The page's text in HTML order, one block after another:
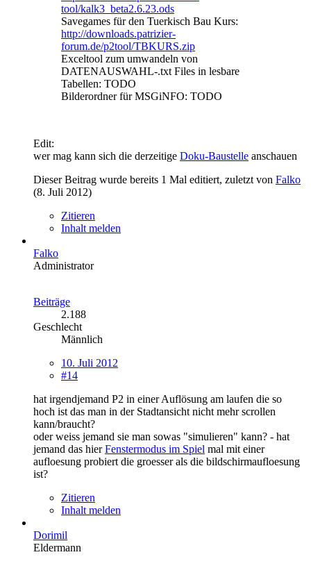
tool/kalk3_beta2.6.23.ods
Savegames für den Tuerkisch Bau Kurs:
http://downloads.patrizier-
forum.de/p2tool/TBKURS.zip
Exceltool zum umwandeln von
DATENAUSWAHL-.txt Files in lesbare
Tabellen: TODO
Bilderordner für MSGiNFO: TODO
Edit:
wer mag kann sich die derzeitige Doku-Baustelle anschauen
Dieser Beitrag wurde bereits 1 Mal editiert, zuletzt von Falko
(8. Juli 2012)
Zitieren
Inhalt melden
Falko
Administrator
Beiträge
2.188
Geschlecht
Männlich
10. Juli 2012
#14
hat irgendjemand P2 in einer Auflösung am laufen die so
hoch ist das man in der Stadtansicht nicht mehr scrollen
kann/braucht?
oder weiss jemand sie man sowas "simulieren" kann? - hat
jemand das hierFenstermodus im Spiel mal mit einer
aufloesung probiert die groesser als die bildschirmaufloesung
ist?
Zitieren
Inhalt melden
Dorimil
Eldermann